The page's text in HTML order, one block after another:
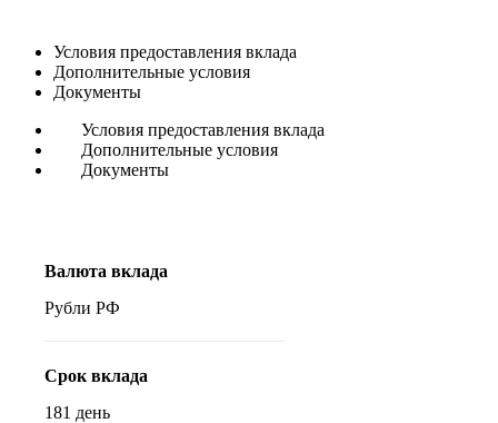
Условия предоставления вклада
Дополнительные условия
Документы
Условия предоставления вклада
Дополнительные условия
Документы
Валюта вклада
Рубли РФ
Срок вклада
181 день